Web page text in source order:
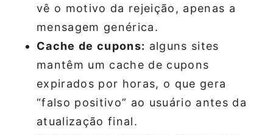
vê o motivo da rejeição, apenas a
mensagem genérica.
Cache de cupons: alguns sites
mantêm um cache de cupons
expirados por horas, o que gera
“falso positivo” ao usuário antes da
atualização final.